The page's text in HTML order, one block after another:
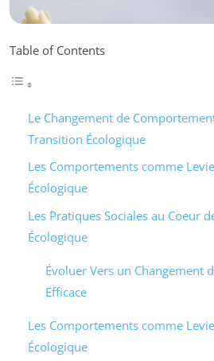
Table of Contents
Le Changement de
Transition Écologique
Les Comportements comme
Écologique
Les Pratiques Sociales au Coeur
Écologique
Évoluer Vers un Changement
Efficace
Les Comportements comme
Écologique